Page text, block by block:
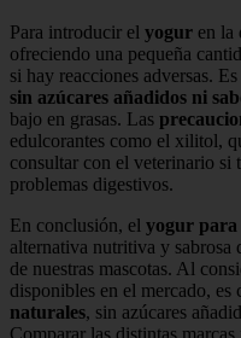
Para introducir el yogur en la
ofreciendo una pequeña
si hay reacciones adversas.
sin azúcares añadidos ni
bajo en grasas. Las
edulcorantes como el xilitol,
consultar con el veterinario si
problemas digestivos.
En conclusión, el yogur para
alternativa nutritiva y sabrosa
de nuestras mascotas. Al
disponibles en el mercado,
naturales, sin azúcares